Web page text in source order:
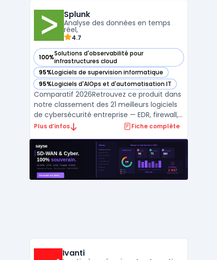
forme de cloud computing pour la gestion
des ressour ...
Splunk
Analyse des données en temps
réel,
4.7
100%Solutions d'observabilité pour
infrastructures cloud
— voir Splunk dans cette catégorie
95%Logiciels de supervision informatique
— voir Splunk dans cette catégorie
95%Logiciels d'AIOps et d'automatisation IT
— voir Splunk dans cette catégorie
Comparatif 2026Retrouvez ce produit dans
notre classement des 21 meilleurs logiciels
de cybersécurité entreprise — EDR, firewall,
SIEM, XDR. ...
Plus d’infos Fiche complète
Ivanti